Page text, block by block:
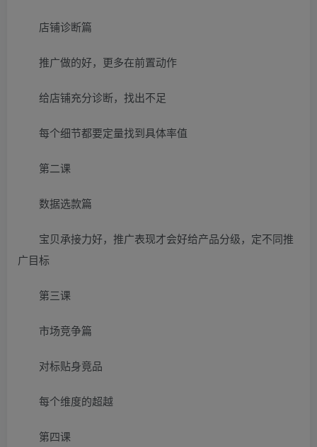
店铺诊断篇
推广做的好，更多在前置动作
给店铺充分诊断，找出不足
每个细节都要定量找到具体率值
第二课
数据选款篇
宝贝承接力好，推广表现才会好给产品分级，定不同推
广目标
第三课
市场竞争篇
对标贴身竟品
每个维度的超越
第四课